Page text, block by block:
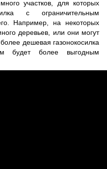
участков, для которых
с ограничительным
Например, на некоторых
деревьев, или они могут
дешевая газонокосилка
будет более выгодным